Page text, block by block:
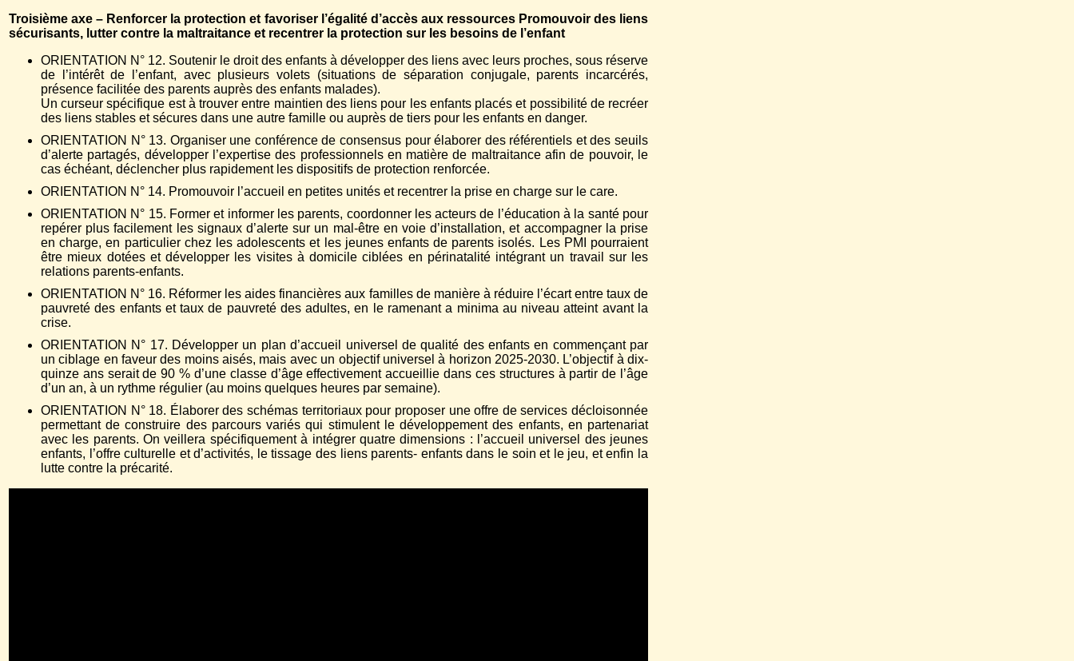
Troisième axe – Renforcer la protection et favoriser l’égalité d’accès aux ressources Promouvoir des liens
sécurisants, lutter contre la maltraitance et recentrer la protection sur les besoins de l’enfant
ORIENTATION N° 12. Soutenir le droit des enfants à développer des liens avec leurs proches, sous réserve
de l’intérêt de l’enfant, avec plusieurs volets (situations de séparation conjugale, parents incarcérés,
présence facilitée des parents auprès des enfants malades).
Un curseur spécifique est à trouver entre maintien des liens pour les enfants placés et possibilité de recréer
des liens stables et sécures dans une autre famille ou auprès de tiers pour les enfants en danger.
ORIENTATION N° 13. Organiser une conférence de consensus pour élaborer des référentiels et des seuils
d’alerte partagés, développer l’expertise des professionnels en matière de maltraitance afin de pouvoir, le
cas échéant, déclencher plus rapidement les dispositifs de protection renforcée.
ORIENTATION N° 14. Promouvoir l’accueil en petites unités et recentrer la prise en charge sur le care.
ORIENTATION N° 15. Former et informer les parents, coordonner les acteurs de l’éducation à la santé pour
repérer plus facilement les signaux d’alerte sur un mal-être en voie d’installation, et accompagner la prise
en charge, en particulier chez les adolescents et les jeunes enfants de parents isolés. Les PMI pourraient
être mieux dotées et développer les visites à domicile ciblées en périnatalité intégrant un travail sur les
relations parents-enfants.
ORIENTATION N° 16. Réformer les aides financières aux familles de manière à réduire l’écart entre taux de
pauvreté des enfants et taux de pauvreté des adultes, en le ramenant a minima au niveau atteint avant la
crise.
ORIENTATION N° 17. Développer un plan d’accueil universel de qualité des enfants en commençant par
un ciblage en faveur des moins aisés, mais avec un objectif universel à horizon 2025-2030. L’objectif à dix-
quinze ans serait de 90 % d’une classe d’âge effectivement accueillie dans ces structures à partir de l’âge
d’un an, à un rythme régulier (au moins quelques heures par semaine).
ORIENTATION N° 18. Élaborer des schémas territoriaux pour proposer une offre de services décloisonnée
permettant de construire des parcours variés qui stimulent le développement des enfants, en partenariat
avec les parents. On veillera spécifiquement à intégrer quatre dimensions : l’accueil universel des jeunes
enfants, l’offre culturelle et d’activités, le tissage des liens parents- enfants dans le soin et le jeu, et enfin la
lutte contre la précarité.